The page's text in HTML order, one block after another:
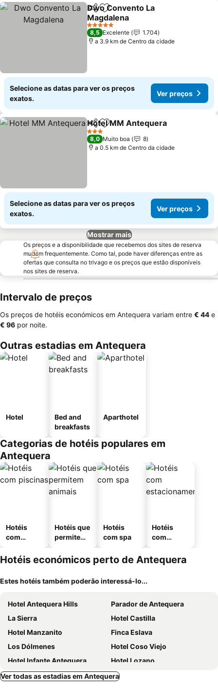
PartilharAdicionar aos favoritos
Dwo Convento La
Magdalena
5 Estrelas
8,5 Excelente
1.704
a 3.9 km de Centro da cidade
Selecione as datas para ver os preços
exatos.
Ver preços
PartilharAdicionar aos favoritos
Hotel MM Antequera
3 Estrelas
8,0 Muito boa
8
a 0.5 km de Centro da cidade
Selecione as datas para ver os preços
exatos.
Ver preços
Mostrar mais
Os preços e a disponibilidade que recebemos dos sites de reserva
mudam frequentemente. Como tal, pode haver diferenças entre as
ofertas que consulta no trivago e os preços que estão disponíveis
nos sites de reserva.
Intervalo de preços
Os preços de hotéis económicos em Antequera variam entre ‎€ 44 e
‎€ 96 por noite.
Outras estadias em Antequera
Hotel
Bed and
breakfasts
Aparthotel
Categorias de hotéis populares em
Antequera
Hotéis
com
Hotéis que
permitem
Hotéis
com spa
Hotéis
com
mento
Hotéis económicos perto de Antequera
Estes hotéis também poderão interessá-lo...
Hotel Antequera Hills
Parador de Antequera
La Sierra
Hotel Castilla
Hotel Manzanito
Finca Eslava
Los Dólmenes
Hotel Coso Viejo
Hotel Infante Antequera
Hotel Lozano
Casa Raquel,caminito del Rey
Arte de Cozina
Ver todas as estadias em Antequera